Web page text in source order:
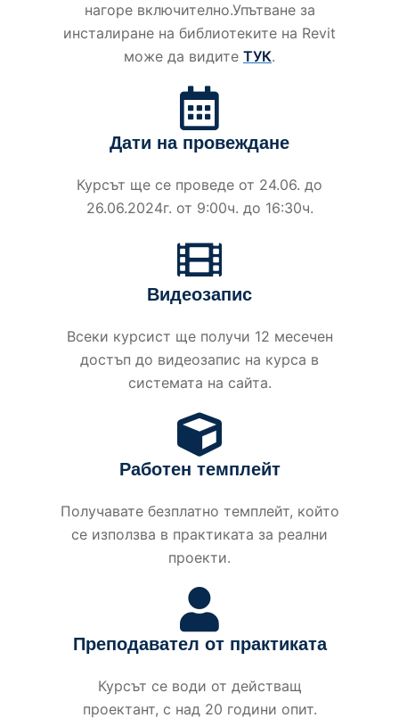
нагоре включително.Упътване за
инсталиране на библиотеките на Revit
може да видите ТУК.
Дати на провеждане
Курсът ще се проведе от 24.06. до
26.06.2024г. от 9:00ч. до 16:30ч.
Видеозапис
Всеки курсист ще получи 12 месечен
достъп до видеозапис на курса в
системата на сайта.
Работен темплейт
Получавате безплатно темплейт, който
се използва в практиката за реални
проекти.
Преподавател от практиката
Курсът се води от действащ
проектант, с над 20 години опит.